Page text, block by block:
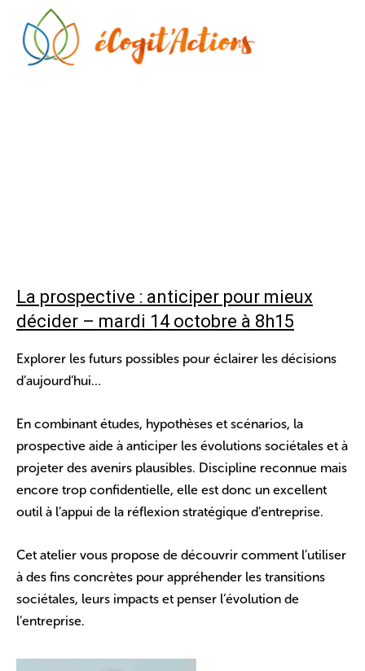
La prospective : anticiper pour mieux
décider – mardi 14 octobre à 8h15
Explorer les futurs possibles pour éclairer les décisions
d’aujourd’hui…
En combinant études, hypothèses et scénarios, la
prospective aide à anticiper les évolutions sociétales et à
projeter des avenirs plausibles. Discipline reconnue mais
encore trop confidentielle, elle est donc un excellent
outil à l’appui de la réflexion stratégique d’entreprise.
Cet atelier vous propose de découvrir comment l’utiliser
à des fins concrètes pour appréhender les transitions
sociétales, leurs impacts et penser l’évolution de
l’entreprise.